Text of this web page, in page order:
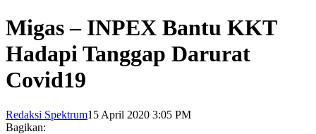
Migas – INPEX Bantu KKT
Hadapi Tanggap Darurat
Covid19
Redaksi Spektrum15 April 2020 3:05 PM
Bagikan: